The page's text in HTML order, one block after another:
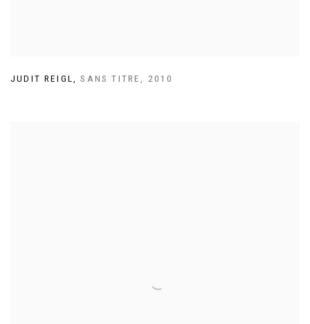
JUDIT REIGL ,SANS TITRE 2010